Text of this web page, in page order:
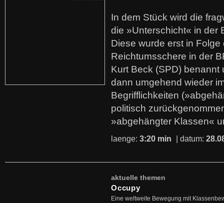
In dem Stück wird die
die »Unterschicht« in der
Diese wurde erst in
Reichtumsschere in der
Kurt Beck (SPD)
dann umgehend wieder
Begrifflichkeiten
politisch
»abgehängter Klassen«
laenge: 3:20 min | datum:
aktuelle themen
Occupy
Eine weltweite Bewegung mit